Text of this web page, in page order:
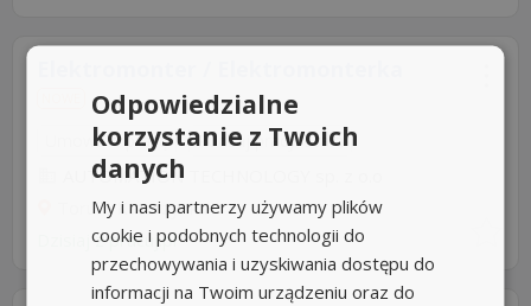
Umowa o pracę Rodzaj pracy: Stała
AUTOMATION TECHNOLOGY sp. z o.o
Toruń, Katarzynka
Dzisiajzpracuj.pl
Odpowiedzialne
korzystanie z Twoich
danych
My i nasi partnerzy używamy plików
cookie i podobnych technologii do
przechowywania i uzyskiwania dostępu do
informacji na Twoim urządzeniu oraz do